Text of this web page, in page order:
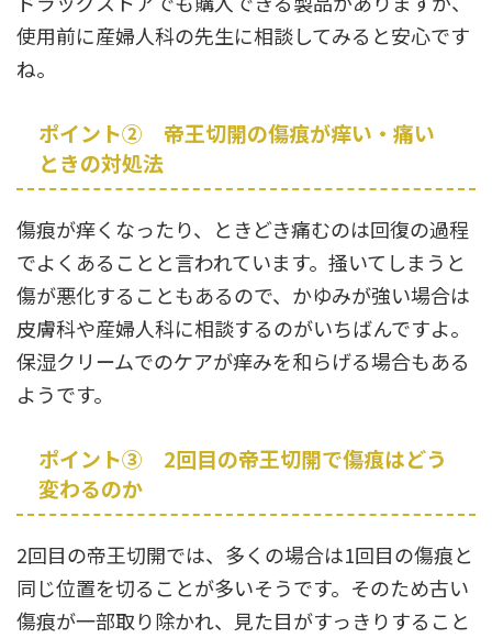
使用前に産婦人科の先生に相談してみると安心です
ね。
ポイント② 帝王切開の傷痕が痒い・痛い
ときの対処法
傷痕が痒くなったり、ときどき痛むのは回復の過程
でよくあることと言われています。掻いてしまうと
傷が悪化することもあるので、かゆみが強い場合は
皮膚科や産婦人科に相談するのがいちばんですよ。
保湿クリームでのケアが痒みを和らげる場合もある
ようです。
ポイント③ 2回目の帝王切開で傷痕はどう
変わるのか
2回目の帝王切開では、多くの場合は1回目の傷痕と
同じ位置を切ることが多いそうです。そのため古い
傷痕が一部取り除かれ、見た目がすっきりすること